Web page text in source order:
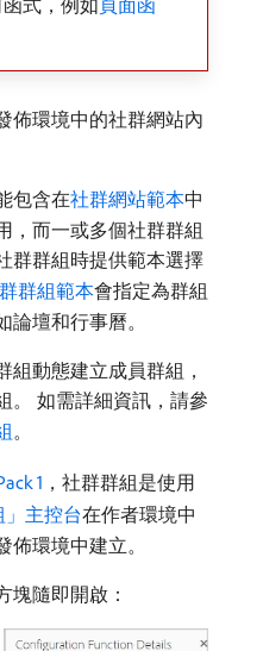
佈環境中的社群網站內
包含在社群網站範本中
，而一或多個社群群組
群群組時提供範本選擇
群組範本會指定為群組
壇和行事曆。
組動態建立成員群組，
。 如需詳細資訊，請參
。
1 ，社群群組是使用
」主控台在作者環境中
環境中建立。
塊隨即開啟：